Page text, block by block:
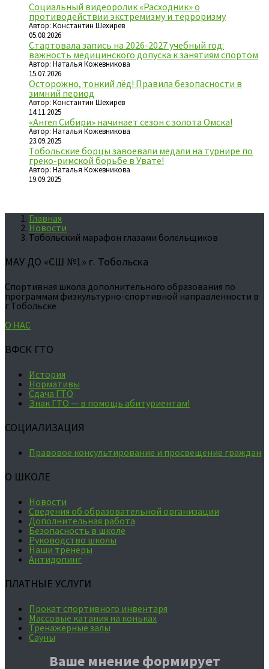
Социальный видеоролик «Расходник» о
противодействии экстремизму и терроризму
Автор: Константин Шехирев
05.08.2026
Стартовала запись на 2026-2027 учебный год:
важность медицинского допуска к занятиям спортом
Автор: Наталья Кожевникова
15.07.2026
Осторожно, тонкий лёд! Правила безопасности в
зимний период
Автор: Константин Шехирев
14.11.2025
«Ангел Сибири» начинает сезон с золота Омска!
Автор: Наталья Кожевникова
23.09.2025
Тобольские борцы завоевали медали на турнире по
греко-римской борьбе в Увате!
Автор: Наталья Кожевникова
19.09.2025
Главная
Новости
Тобольский марафон глазами болельщиков
МАУ ДО «СШ №1» г. Тобольска
Спортивная школа дополнительного образования по
программам физкультурно-спортивной направленности в
г.Тобольске
О НАС
ВФСК ГТО
История
Нормативы
Сдача ГТО
Знак ГТО — в помощь абитуриентам!
СОЦИАЛИЗАЦИЯ
Правовое консультирование и просвещение граждан
О ШКОЛЕ
Новости
Сведения об образовательной организации
Дополнительная работа
Безопасность в школе
Руководство школы
Наши тренеры
Антидопинг
ПЛАТНЫЕ УСЛУГИ
Прокат спортивного инвентаря
Массовые катания на коньках
Тренажерные залы
Сауны
Ваше мнение формирует